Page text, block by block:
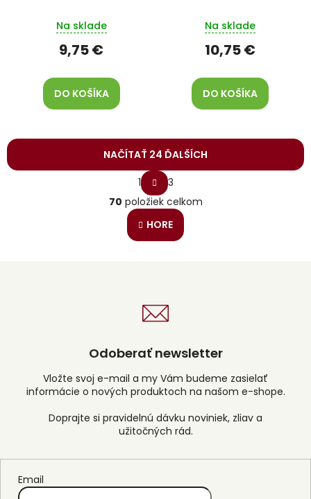
Na sklade
9,75 €
DO KOŠÍKA
Na sklade
10,75 €
DO KOŠÍKA
O
v
l
e
p
r
k
v
ý
i
s
NAČÍTAŤ 24 ĎALŠÍCH
S
t
r
á
n
o
e
1
3
70 položiek celkom
HORE
Odoberať newsletter
Vložte svoj e-mail a my Vám budeme zasielať
informácie o nových produktoch na našom e-shope.
Email